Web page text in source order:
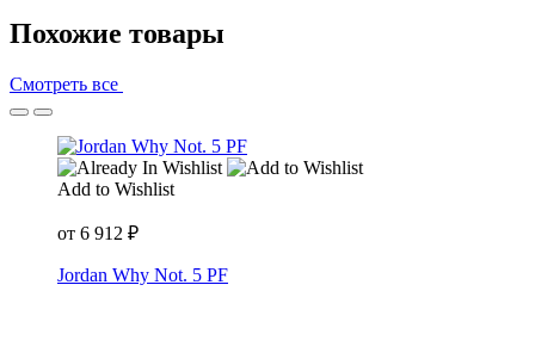
Похожие товары
Смотреть все
Add to Wishlist
от 6 912 ₽
Jordan Why Not. 5 PF